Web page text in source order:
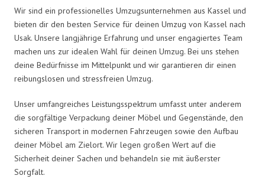
Wir sind ein professionelles Umzugsunternehmen aus Kassel und
bieten dir den besten Service für deinen Umzug von Kassel nach
Usak. Unsere langjährige Erfahrung und unser engagiertes Team
machen uns zur idealen Wahl für deinen Umzug. Bei uns stehen
deine Bedürfnisse im Mittelpunkt und wir garantieren dir einen
reibungslosen und stressfreien Umzug.
Unser umfangreiches Leistungsspektrum umfasst unter anderem
die sorgfältige Verpackung deiner Möbel und Gegenstände, den
sicheren Transport in modernen Fahrzeugen sowie den Aufbau
deiner Möbel am Zielort. Wir legen großen Wert auf die
Sicherheit deiner Sachen und behandeln sie mit äußerster
Sorgfalt.